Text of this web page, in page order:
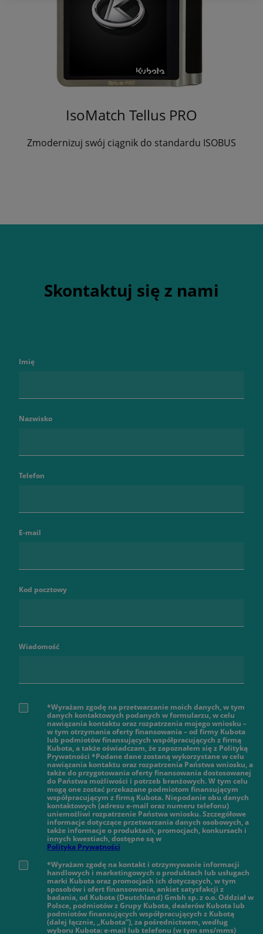
IsoMatch Tellus PRO
Zmodernizuj swój ciągnik do standardu ISOBUS
Skontaktuj się z nami
Imię
Nazwisko
Telefon
E-mail
Kod pocztowy
Wiadomość
*Wyrażam zgodę na przetwarzanie moich danych, w tym
danych kontaktowych podanych w formularzu, w celu
nawiązania kontaktu oraz rozpatrzenia mojego wniosku –
w tym otrzymania oferty finansowania – od firmy Kubota
lub podmiotów finansujących współpracujących z firmą
Kubota, a także oświadczam, że zapoznałem się z Polityką
Prywatności *Podane dane zostaną wykorzystane w celu
nawiązania kontaktu oraz rozpatrzenia Państwa wniosku, a
także do przygotowania oferty finansowania dostosowanej
do Państwa możliwości i potrzeb branżowych. W tym celu
mogą one zostać przekazane podmiotom finansującym
współpracującym z firmą Kubota. Niepodanie obu danych
kontaktowych (adresu e-mail oraz numeru telefonu)
uniemożliwi rozpatrzenie Państwa wniosku. Szczegółowe
informacje dotyczące przetwarzania danych osobowych, a
także informacje o produktach, promocjach, konkursach i
innych kwestiach, dostępne są w
Polityką Prywatności
*Wyrażam zgodę na kontakt i otrzymywanie informacji
handlowych i marketingowych o produktach lub usługach
marki Kubota oraz promocjach ich dotyczących, w tym
sposobów i ofert finansowania, ankiet satysfakcji z
badania, od Kubota (Deutchland) Gmbh sp. z o.o. Oddział w
Polsce, podmiotów z Grupy Kubota, dealerów Kubota lub
podmiotów finansujących współpracujących z Kubotą
(dalej łącznie, „Kubota”), za pośrednictwem, według
wyboru Kubota: e-mail lub telefonu (w tym sms/mms)